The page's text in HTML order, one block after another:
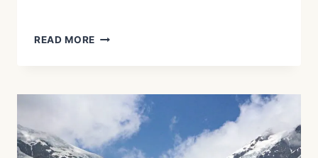
READ MORE